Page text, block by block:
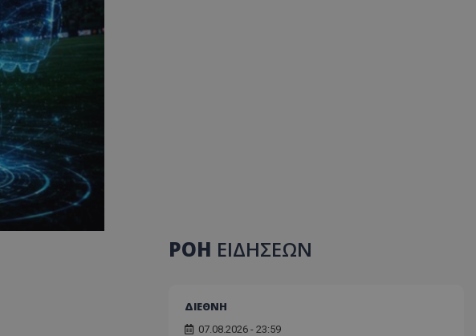
ΡΟΗ ΕΙΔΗΣΕΩΝ
ΔΙΕΘΝΗ
07.08.2026 - 23:59